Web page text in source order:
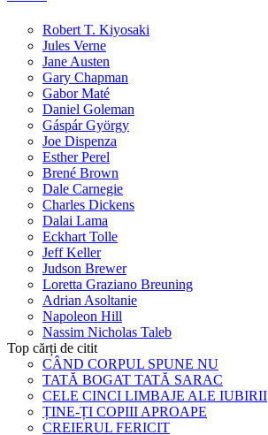
Robert T. Kiyosaki
Jules Verne
Jane Austen
Gary Chapman
Gabor Maté
Daniel Goleman
Gáspár György
Joe Dispenza
Esther Perel
Brené Brown
Dale Carnegie
Charles Dickens
Dalai Lama
Eckhart Tolle
Jeff Keller
Judson Brewer
Loretta Graziano Breuning
Adrian Asoltanie
Napoleon Hill
Nassim Nicholas Taleb
Top cărți de citit
CÂND CORPUL SPUNE NU
TATĂ BOGAT TATĂ SARAC
CELE CINCI LIMBAJE ALE IUBIRII
ȚINE-ȚI COPIII APROAPE
CREIERUL FERICIT